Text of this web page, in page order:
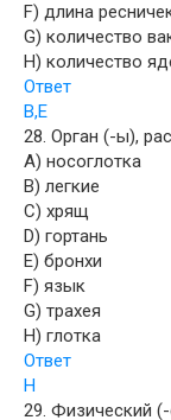
F) длина
G) количество
H) количество
Ответ
B,E
28. Орган (-ы),
A) носоглотка
B) легкие
C) хрящ
D) гортань
E) бронхи
F) язык
G) трахея
H) глотка
Ответ
H
29. Физический